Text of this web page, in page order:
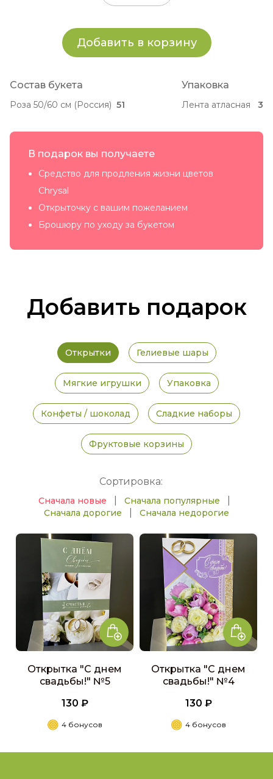
Добавить в корзину
Состав букета
Роза 50/60 см (Россия) 51
Упаковка
Лента атласная 3
В подарок вы получаете
Средство для продления жизни цветов
Chrysal
Открыточку с вашим пожеланием
Брошюру по уходу за букетом
Добавить подарок
Открытки Гелиевые шары
Мягкие игрушки Упаковка
Конфеты / шоколад Сладкие наборы
Фруктовые корзины
Сортировка:
Сначала новые Сначала популярные
Сначала дорогие Сначала недорогие
Открытка "С днем
свадьбы!" №5
130 ₽
4 бонусов
Открытка "С днем
свадьбы!" №4
130 ₽
4 бонусов